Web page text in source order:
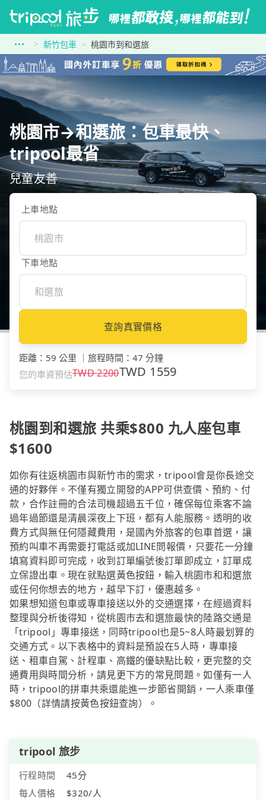
新竹包車 桃園市到和選旅
桃園市→和選旅：包車最快、
tripool最省
兒童友善
上車地點
下車地點
查詢真實價格
距離 ： 59 公里 旅程時間 ： 47 分鐘
您的車資預估TWD2200TWD 1559
桃園到和選旅 共乘$800 九人座包車
$1600
如你有往返桃園市與新竹市的需求，tripool會是你長途交
通的好夥伴。不僅有獨立開發的APP可供查價、預約、付
款，合作註冊的合法司機超過五千位，確保每位乘客不論
過年過節還是清晨深夜上下班，都有人能服務。透明的收
費方式與無任何隱藏費用，是國內外旅客的包車首選，讓
預約叫車不再需要打電話或加LINE問報價，只要花一分鐘
填寫資料即可完成，收到訂單編號後訂單即成立，訂單成
立保證出車。現在就點選黃色按鈕，輸入桃園市和和選旅
或任何你想去的地方，越早下訂，優惠越多。
如果想知道包車或專車接送以外的交通選擇，在經過資料
整理與分析後得知，從桃園市去和選旅最快的陸路交通是
「tripool」專車接送，同時tripool也是5~8人時最划算的
交通方式。以下表格中的資料是預設在5人時，專車接
送、租車自駕、計程車、高鐵的優缺點比較，更完整的交
通費用與時間分析，請見更下方的常見問題。如僅有一人
時，tripool的拼車共乘還能進一步節省開銷，一人乘車僅
$800（詳情請按黃色按鈕查詢）。
tripool 旅步
行程時間
45分
每人價格
$320/人